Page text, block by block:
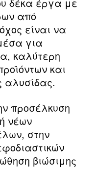
δέκα έργα με
από
είναι να
για
καλύτερη
και
αλυσίδας.
προσέλκυση
νέων
στην
βιώσιμης